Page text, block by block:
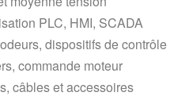
PLC, HMI, SCADA
dispositifs de contrôle
commande moteur
câbles et accessoires